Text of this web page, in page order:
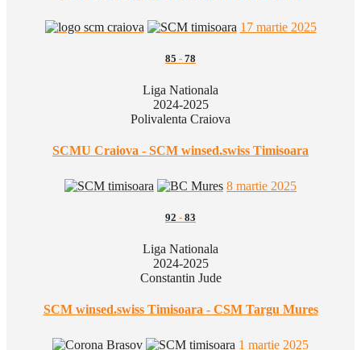
17 martie 2025
85 - 78
Liga Nationala
2024-2025
Polivalenta Craiova
SCMU Craiova - SCM winsed.swiss Timisoara
8 martie 2025
92 - 83
Liga Nationala
2024-2025
Constantin Jude
SCM winsed.swiss Timisoara - CSM Targu Mures
1 martie 2025